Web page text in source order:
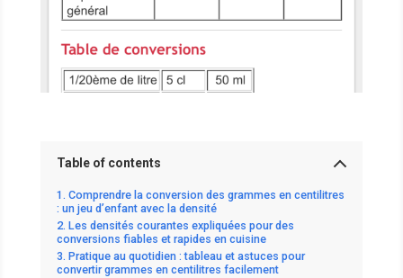
Table of contents
Comprendre la conversion des grammes en centilitres
: un jeu d’enfant avec la densité
Les densités courantes expliquées pour des
conversions fiables et rapides en cuisine
Pratique au quotidien : tableau et astuces pour
convertir grammes en centilitres facilement